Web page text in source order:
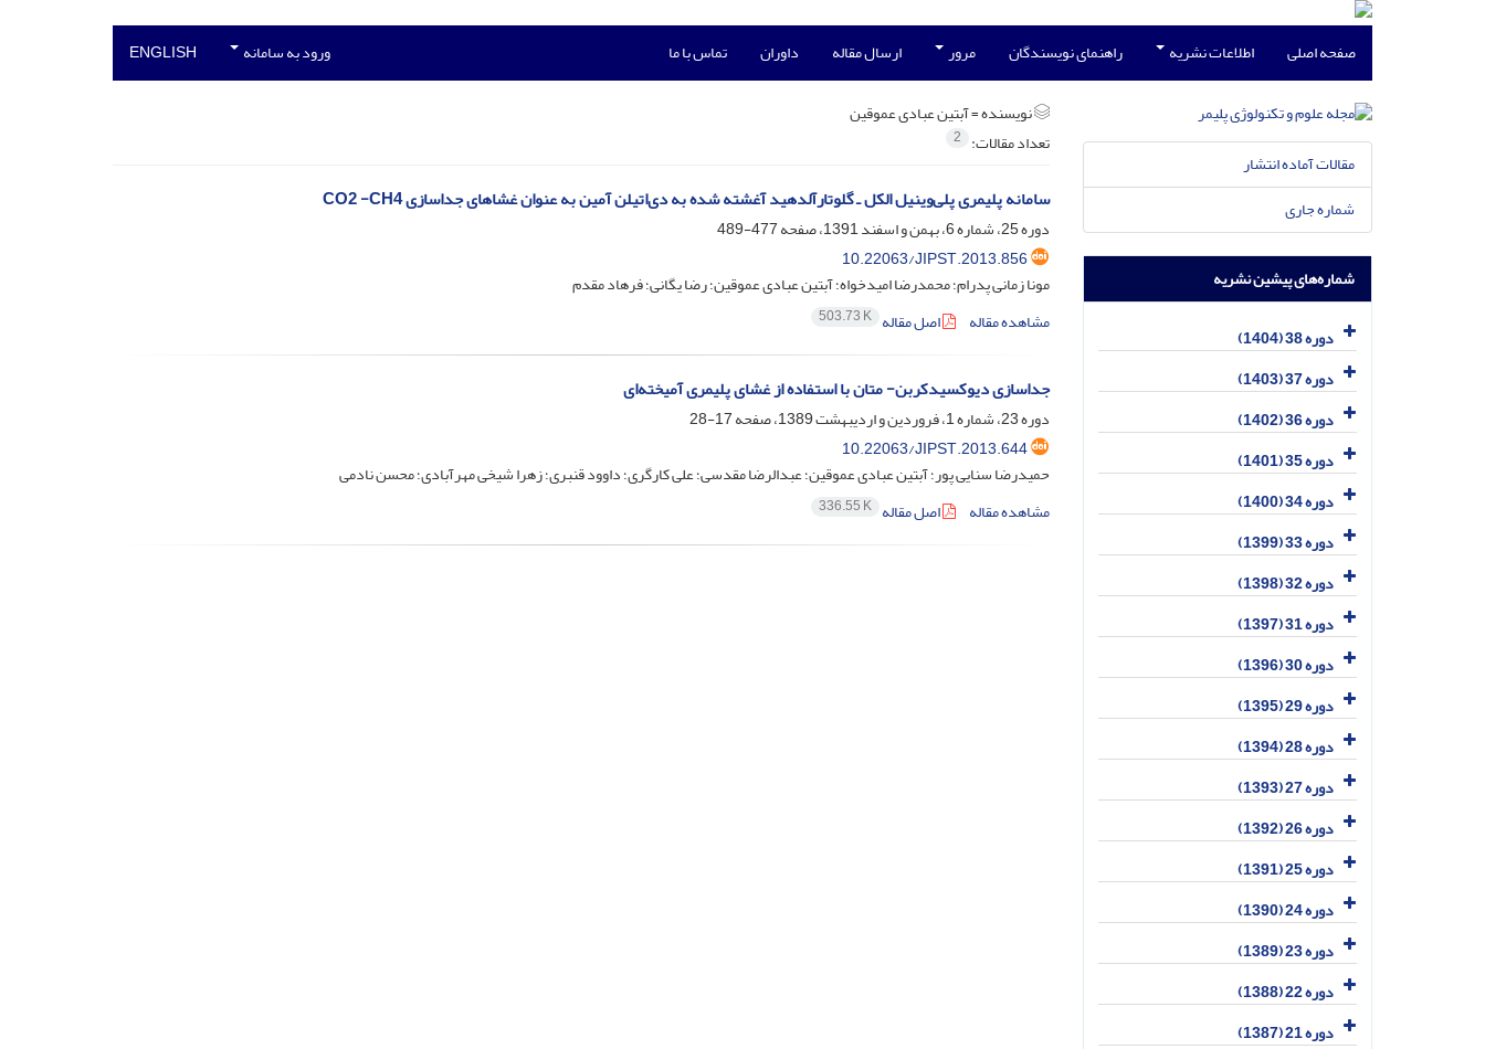
صفحه اصلی اطلاعات نشریه راهنمای نویسندگان مرور ارسال مقاله داوران تماس با ما ورود به سامانه ENGLISH
نویسنده =آبتین عبادی عموقین
تعداد مقالات: 2
سامانه پلیمری پلی‌وینیل الکل ـ گلوتارآلدهید آغشته شده به دی‌اتیلن آمین به عنوان غشاهای جداسازی CO2 -CH4
دوره 25، شماره 6، بهمن و اسفند 1391، صفحه
477-489
10.22063/JIPST.2013.856
مونا زمانی پدرام؛ محمدرضا امیدخواه؛ آبتین عبادی عموقین؛ رضا یگانی؛ فرهاد مقدم
مشاهده مقاله
اصل مقاله 503.73 K
جداسازی دیوکسیدکربن- متان با استفاده از غشای پلیمری آمیخته‌ای
دوره 23، شماره 1، فروردین و اردیبهشت 1389، صفحه
17-28
10.22063/JIPST.2013.644
حمیدرضا سنایی پور؛ آبتین عبادی عموقین؛ عبدالرضا مقدسی؛ علی کارگری؛ داوود قنبری؛ زهرا شیخی مهرآبادی؛ محسن نادمی
مشاهده مقاله
اصل مقاله 336.55 K
مقالات آماده انتشار
شماره جاری
شماره‌های پیشین نشریه
دوره 38 (1404)
دوره 37 (1403)
دوره 36 (1402)
دوره 35 (1401)
دوره 34 (1400)
دوره 33 (1399)
دوره 32 (1398)
دوره 31 (1397)
دوره 30 (1396)
دوره 29 (1395)
دوره 28 (1394)
دوره 27 (1393)
دوره 26 (1392)
دوره 25 (1391)
دوره 24 (1390)
دوره 23 (1389)
دوره 22 (1388)
دوره 21 (1387)